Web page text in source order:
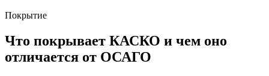
Покрытие
Что покрывает КАСКО и чем оно
отличается от ОСАГО